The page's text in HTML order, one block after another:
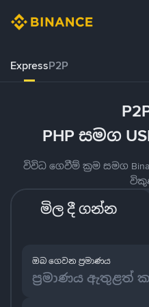
ExpressP2P
PHP සමග
විවිධ ගෙවීම් ක්‍රම සමග
මිල දී ගන්න
ඔබ ගෙවන ප්‍රමාණය